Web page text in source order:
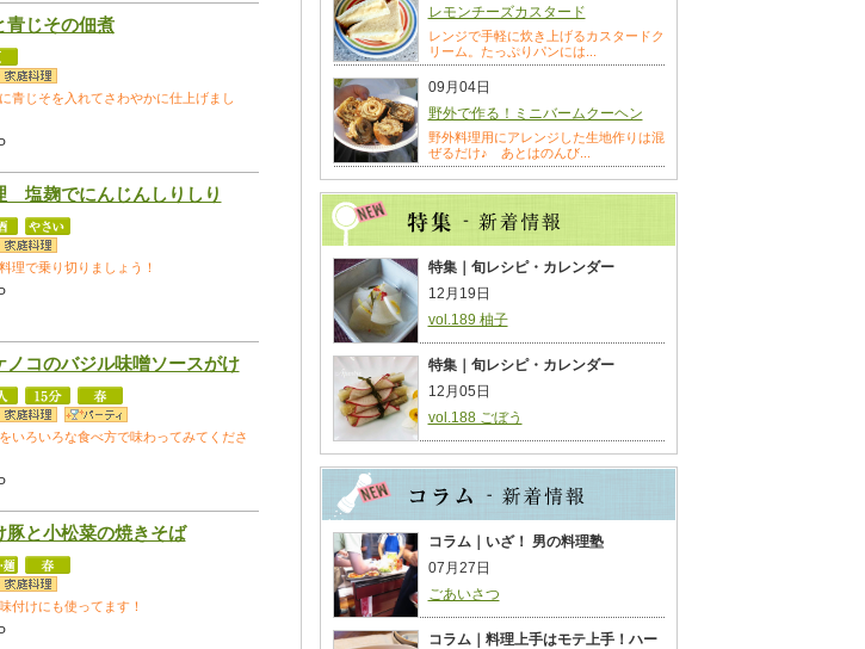
青じその佃煮
青じそを入れてさわやかに仕上げまし
塩麹でにんじんしりしり
理で乗り切りましょう！
ノコのバジル味噌ソースがけ
いろいろな食べ方で味わってみてくださ
豚と小松菜の焼きそば
付けにも使ってます！
レモンチーズカスタード
レンジで手軽に炊き上げるカスタードク
リーム。たっぷりパンには...
09月04日
野外で作る！ミニバームクーヘン
野外料理用にアレンジした生地作りは混
ぜるだけ♪ あとはのんび...
特集｜旬レシピ・カレンダー
12月19日
vol.189 柚子
特集｜旬レシピ・カレンダー
12月05日
vol.188 ごぼう
コラム｜いざ！ 男の料理塾
07月27日
ごあいさつ
コラム｜料理上手はモテ上手！ハー